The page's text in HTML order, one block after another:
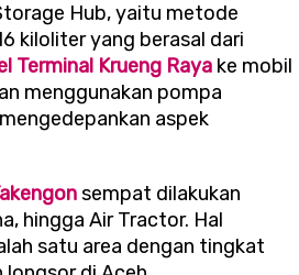
Hub, yaitu metode
kiloliter yang berasal dari
Terminal Krueng Raya ke mobil
menggunakan pompa
aspek
sempat dilakukan
hingga Air Tractor. Hal
satu area dengan tingkat